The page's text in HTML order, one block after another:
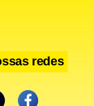
filosofia
redes